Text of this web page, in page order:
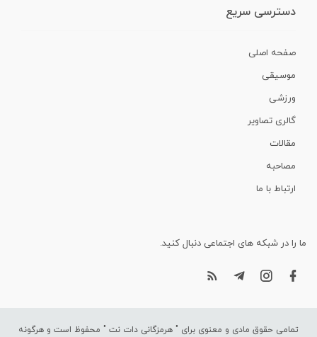
دسترسی سریع
صفحه اصلی
موسیقی
ورزشی
گالری تصاویر
مقالات
مصاحبه
ارتباط با ما
ما را در شبکه های اجتماعی دنبال کنید.
تمامی حقوق مادی و معنوی برای " هرمزگانی دات نت " محفوظ است و هرگونه